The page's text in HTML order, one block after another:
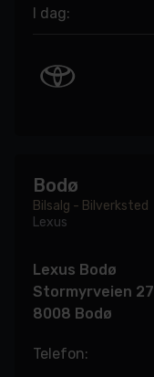
I dag:
Bodø
Bilsalg - Bilverksted
Lexus
Lexus Bodø
Stormyrveien 27
8008 Bodø
Telefon: